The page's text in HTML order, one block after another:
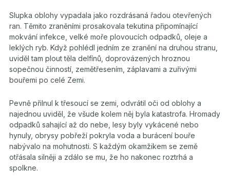
Slupka oblohy vypadala jako rozdrásaná řadou otevřených
ran. Těmito zraněními prosakovala tekutina připomínající
mokvání infekce, velké moře plovoucích odpadků, oleje a
leklých ryb. Když pohlédl jedním ze zranění na druhou stranu,
uviděl tam plout těla delfínů, doprovázených hroznou
sopečnou činností, zemětřesením, záplavami a zuřivými
bouřemi po celé Zemi.
Pevně přilnul k třesoucí se zemi, odvrátil oči od oblohy a
najednou uviděl, že všude kolem něj byla katastrofa. Hromady
odpadků sahající až do nebe, lesy byly vykácené nebo
hynuly, obrysy pobřeží pokryla voda a burácení bouře
nabývalo na mohutnosti. S každým okamžikem se země
otřásala silněji a zdálo se mu, že ho nakonec roztrhá a
spolkne.